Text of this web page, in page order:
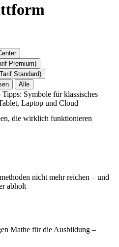
Premium)
Standard)
Alle
die wirklich funktionieren
nicht mehr reichen – und
abholt